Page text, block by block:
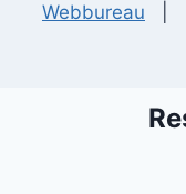
Webbureau |